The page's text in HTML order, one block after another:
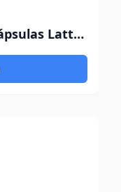
Venlafaxina 75 mg x 14 Cápsulas Lattan Medic